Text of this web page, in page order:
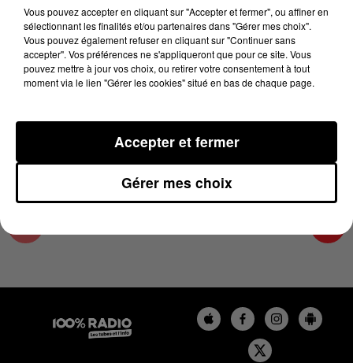
18 mai 2024 - 1 min 14 sec
L'AGENDA DE L'HÉRAULT DU 18/05/2024 À
06H40
L'AGENDA DE L'HERAULT
Vous pouvez accepter en cliquant sur "Accepter et fermer", ou affiner en
sélectionnant les finalités et/ou partenaires dans "Gérer mes choix".
Vous pouvez également refuser en cliquant sur "Continuer sans
accepter". Vos préférences ne s'appliqueront que pour ce site. Vous
pouvez mettre à jour vos choix, ou retirer votre consentement à tout
moment via le lien "Gérer les cookies" situé en bas de chaque page.
Gérer mes choix
Accepter et fermer